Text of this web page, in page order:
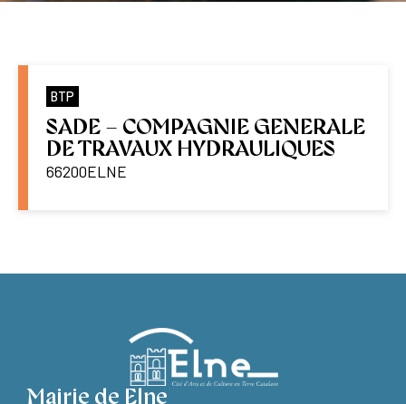
BTP
SADE – COMPAGNIE GENERALE
DE TRAVAUX HYDRAULIQUES
66200ELNE
Mairie de Elne